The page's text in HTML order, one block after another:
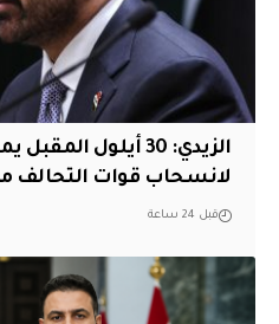
الزيدي: 30 أيلول
لانسحاب قوات التحالف
قبل 24 ساعة